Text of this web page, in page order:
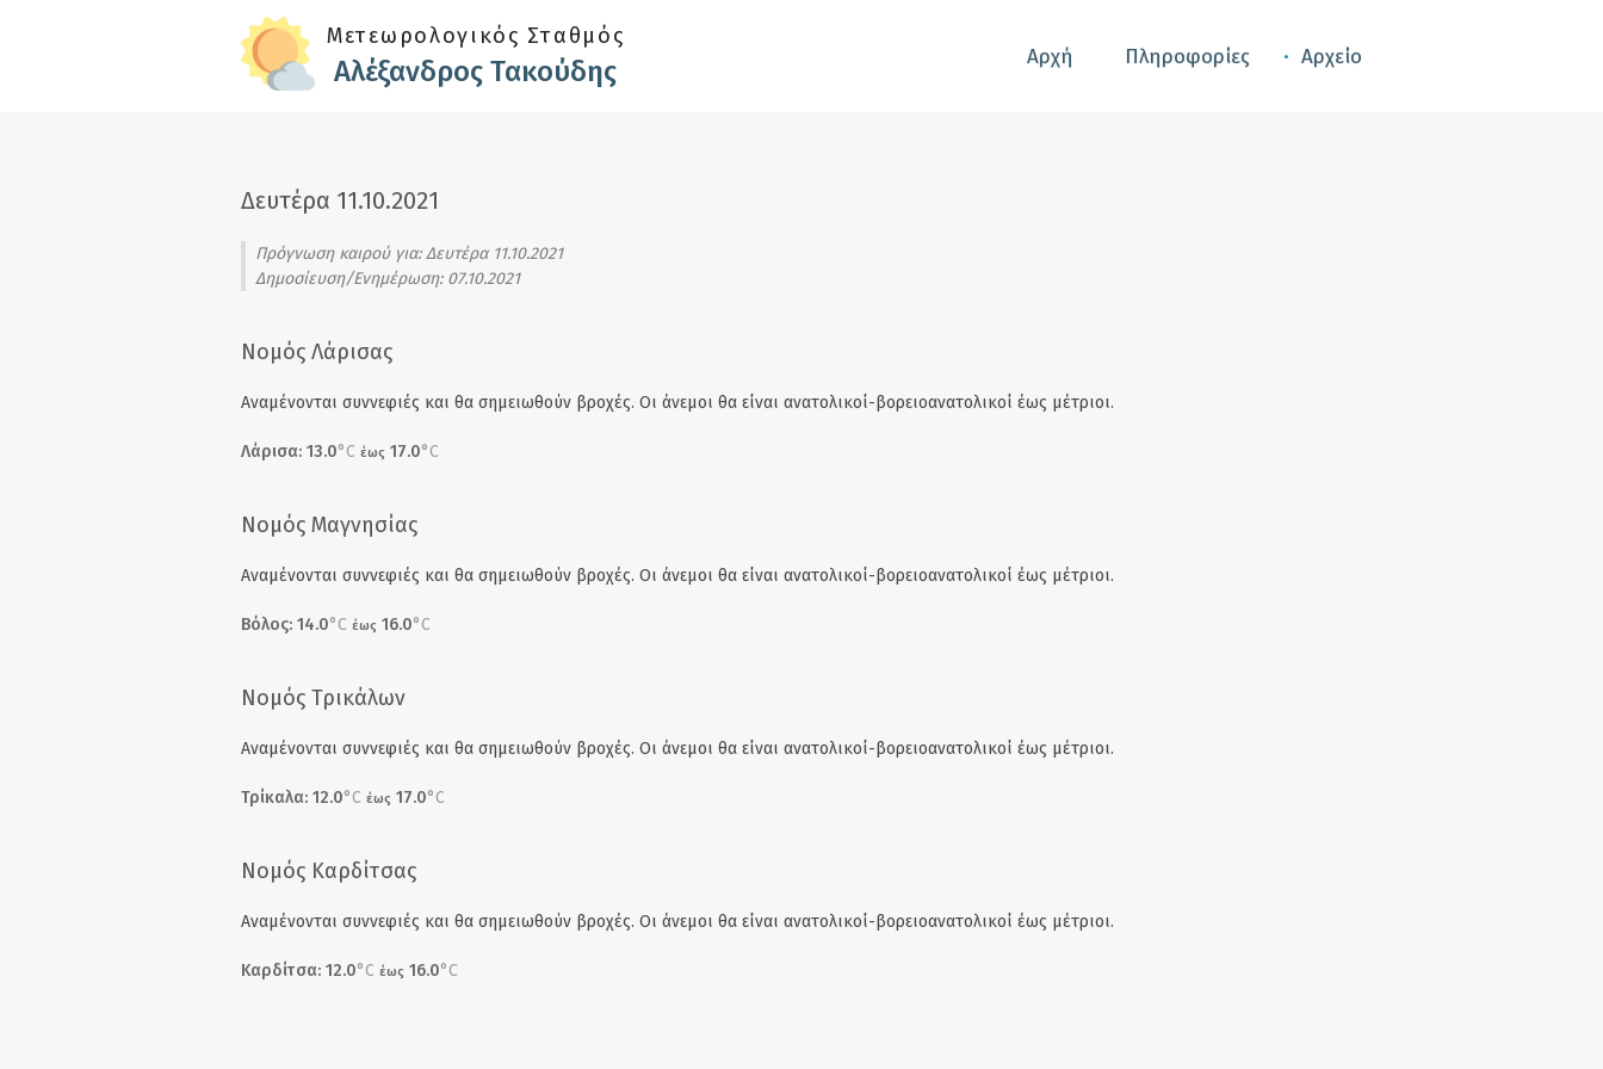
Μετεωρολογικός Σταθμός
Αλέξανδρος Τακούδης Αρχή Πληροφορίες Αρχείο
Δευτέρα 11.10.2021
Πρόγνωση καιρού για:Δευτέρα 11.10.2021
Δημοσίευση/Ενημέρωση: 07.10.2021
Νομός Λάρισας
Αναμένονται συννεφιές και θα σημειωθούν βροχές. Οι άνεμοι θα είναι ανατολικοί-βορειοανατολικοί έως μέτριοι.
Λάρισα: 13.0°C έως 17.0°C
Νομός Μαγνησίας
Αναμένονται συννεφιές και θα σημειωθούν βροχές. Οι άνεμοι θα είναι ανατολικοί-βορειοανατολικοί έως μέτριοι.
Βόλος: 14.0°C έως 16.0°C
Νομός Τρικάλων
Αναμένονται συννεφιές και θα σημειωθούν βροχές. Οι άνεμοι θα είναι ανατολικοί-βορειοανατολικοί έως μέτριοι.
Τρίκαλα: 12.0°C έως 17.0°C
Νομός Καρδίτσας
Αναμένονται συννεφιές και θα σημειωθούν βροχές. Οι άνεμοι θα είναι ανατολικοί-βορειοανατολικοί έως μέτριοι.
Καρδίτσα: 12.0°C έως 16.0°C